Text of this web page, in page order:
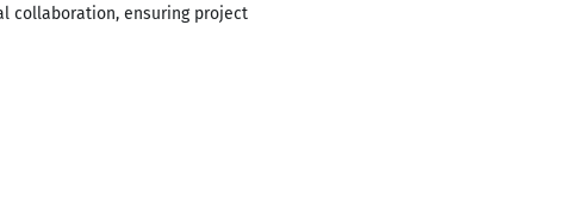
collaboration, ensuring project